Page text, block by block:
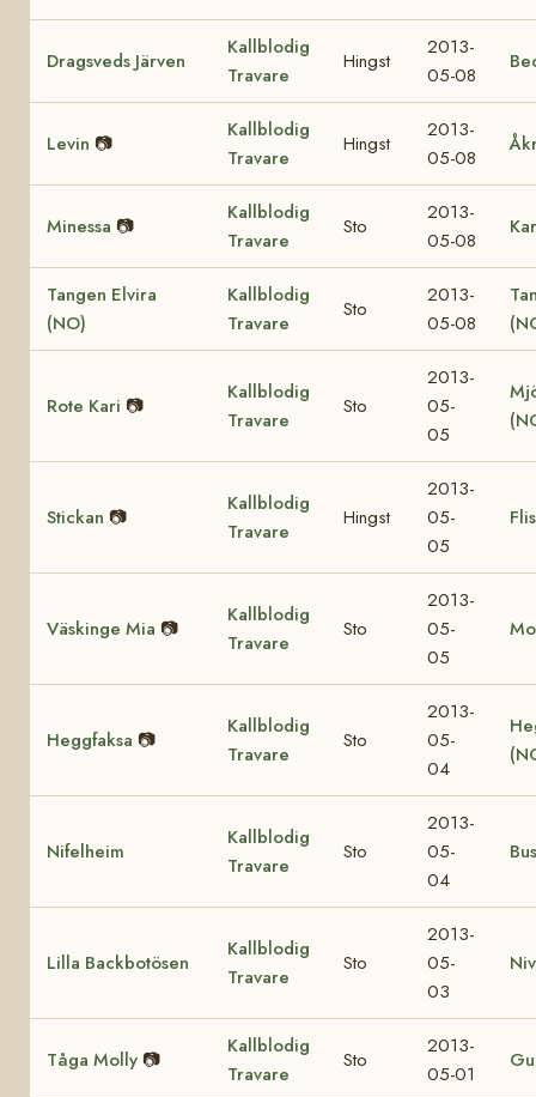
Dragsveds Järven
Kallblodig
Travare
Hingst
2013-
05-08
Levin 📷
Kallblodig
Travare
Hingst
2013-
05-08
Minessa 📷
Kallblodig
Travare
Sto
2013-
05-08
Tangen Elvira
(NO)
Kallblodig
Travare
Sto
2013-
05-08
Rote Kari 📷
Kallblodig
Travare
Sto
2013-
05-
05
Stickan 📷
Kallblodig
Travare
Hingst
2013-
05-
05
Väskinge Mia 📷
Kallblodig
Travare
Sto
2013-
05-
05
Heggfaksa 📷
Kallblodig
Travare
Sto
2013-
05-
04
Nifelheim
Kallblodig
Travare
Sto
2013-
05-
04
Lilla Backbotösen
Kallblodig
Travare
Sto
2013-
05-
03
Tåga Molly 📷
Kallblodig
Travare
Sto
2013-
05-01